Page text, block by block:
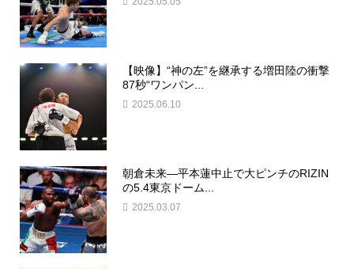
【映像】“神の左”を継承する増田陸の衝撃
87秒“ワンパン...
2025.06.10
朝倉未来―平本蓮中止で大ピンチのRIZIN
の5.4東京ドーム...
2025.03.07